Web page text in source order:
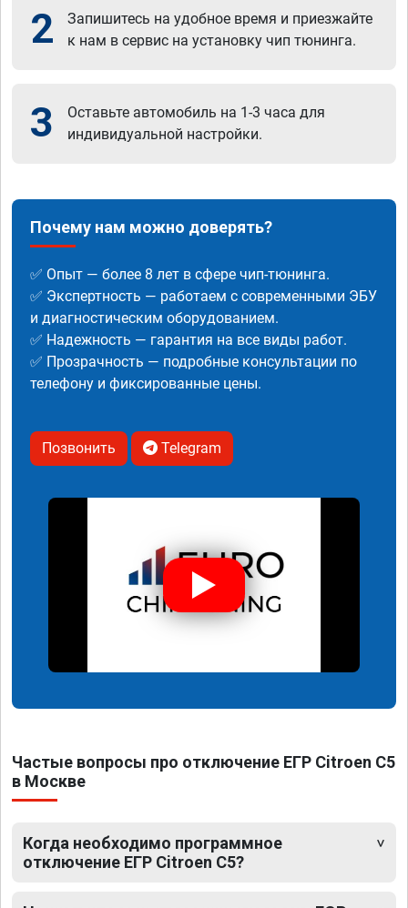
2
Запишитесь на удобное время и приезжайте
к нам в сервис на установку чип тюнинга.
3
Оставьте автомобиль на 1-3 часа для
индивидуальной настройки.
Почему нам можно доверять?
✅ Опыт — более 8 лет в сфере чип-тюнинга.
✅ Экспертность — работаем с современными ЭБУ
и диагностическим оборудованием.
✅ Надежность — гарантия на все виды работ.
✅ Прозрачность — подробные консультации по
телефону и фиксированные цены.
Позвонить Telegram
Частые вопросы про отключение ЕГР Citroen C5
в Москве
Когда необходимо программное
отключение ЕГР Citroen C5?